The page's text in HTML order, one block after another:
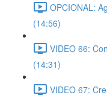
OPCIONAL:
(14:56)
VIDEO 66:
(14:31)
VIDEO 67: